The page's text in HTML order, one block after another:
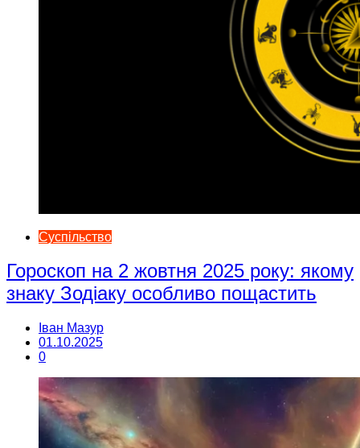
Суспільство
Гороскоп на 2 жовтня 2025 року: якому
знаку Зодіаку особливо пощастить
Іван Мазур
01.10.2025
0